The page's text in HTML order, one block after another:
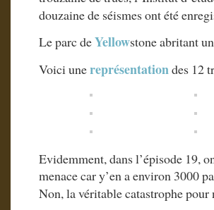
douzaine de séismes ont été
Le parc deYellowstone abritant un
Voici unereprésentationdes 12
Evidemment, dans l’épisode 19,
menace car y’en a environ 3000
Non, la véritable catastrophe pour